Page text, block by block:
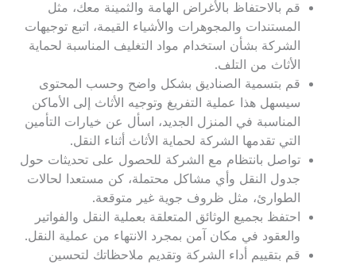
قم بالاحتفاظ بالأغراض الهامة والثمينة معك، مثل
المستندات والمجوهرات والأشياء القيمة، اتبع توجيهات
الشركة بشأن استخدام مواد التغليف المناسبة لحماية
الأثاث من التلف.
قم بتسمية الصناديق بشكل واضح وحسب المحتوى
سيسهل هذا عملية التفريغ وتوجيه الأثاث إلى الأماكن
المناسبة في المنزل الجديد، اسأل عن خيارات التأمين
التي تقدمها الشركة لحماية الأثاث أثناء النقل.
تواصل بانتظام مع الشركة للحصول على تحديثات حول
جدول النقل وأي مشاكل محتملة، كن مستعدا لحالات
الطوارئ، مثل ظروف جوية غير متوقعة.
احتفظ بجميع الوثائق المتعلقة بعملية النقل والفواتير
والعقود في مكان آمن بمجرد الانتهاء من عملية النقل.
قم بتقييم أداء الشركة وتقديم ملاحظاتك لتحسين